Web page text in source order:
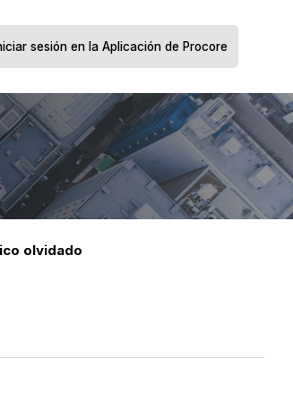
sesión en la Aplicación de Procore
olvidado